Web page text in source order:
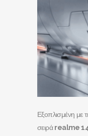
Εξοπλισμένη με
σειράrealme